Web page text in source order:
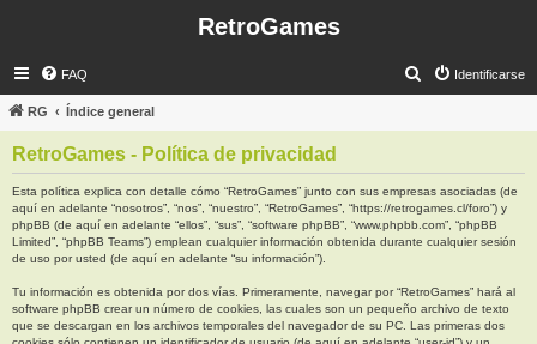
RetroGames
FAQ Identificarse
s
a
r
RG Índice general
RetroGames - Política de privacidad
Esta política explica con detalle cómo “RetroGames” junto con sus empresas asociadas (de
aquí en adelante “nosotros”, “nos”, “nuestro”, “RetroGames”, “https://retrogames.cl/foro”) y
phpBB (de aquí en adelante “ellos”, “sus”, “software phpBB”, “www.phpbb.com”, “phpBB
Limited”, “phpBB Teams”) emplean cualquier información obtenida durante cualquier sesión
de uso por usted (de aquí en adelante “su información”).
Tu información es obtenida por dos vías. Primeramente, navegar por “RetroGames” hará al
software phpBB crear un número de cookies, las cuales son un pequeño archivo de texto
que se descargan en los archivos temporales del navegador de su PC. Las primeras dos